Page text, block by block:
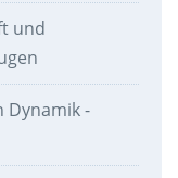
und
Dynamik -